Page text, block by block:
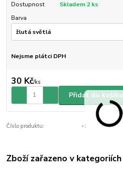
Dostupnost
Skladem 2 ks
Barva
Nejsme plátci DPH
30 Kč/ks
Přidat do košíku
Číslo produktu: -1
Zboží zařazeno v kategoriích